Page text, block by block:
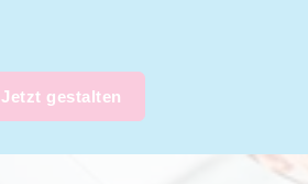
Jetzt gestalten